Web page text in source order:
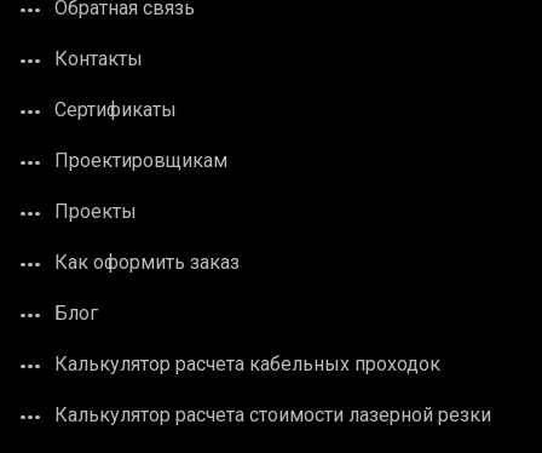
Обратная связь
Контакты
Сертификаты
Проектировщикам
Проекты
Как оформить заказ
Блог
Калькулятор расчета кабельных проходок
Калькулятор расчета стоимости лазерной резки